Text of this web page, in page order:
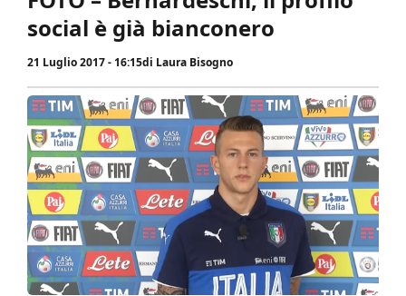
social è già bianconero
21 Luglio 2017 - 16:15di Laura Bisogno